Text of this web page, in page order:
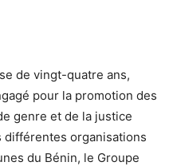
de vingt-quatre ans,
pour la promotion des
genre et de la justice
différentes organisations
du Bénin, le Groupe